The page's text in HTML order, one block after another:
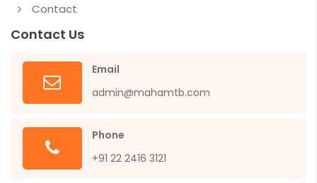
Contact
Contact Us
Email
admin@mahamtb.com
Phone
+91 22 2416 3121